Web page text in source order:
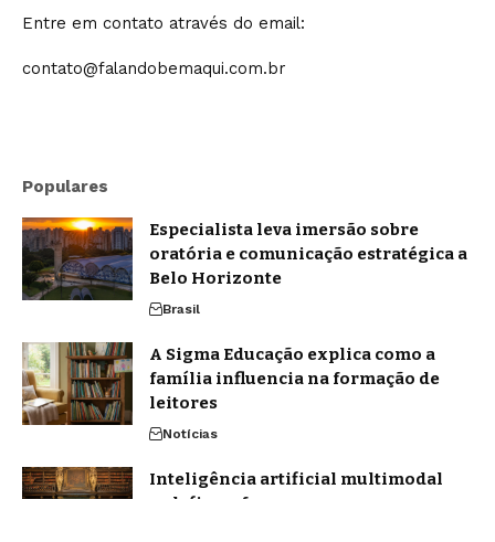
Entre em contato através do email:
contato@falandobemaqui.com.br
Populares
Especialista leva imersão sobre
oratória e comunicação estratégica a
Belo Horizonte
Brasil
A Sigma Educação explica como a
família influencia na formação de
leitores
Notícias
Inteligência artificial multimodal
redefine a forma como nos